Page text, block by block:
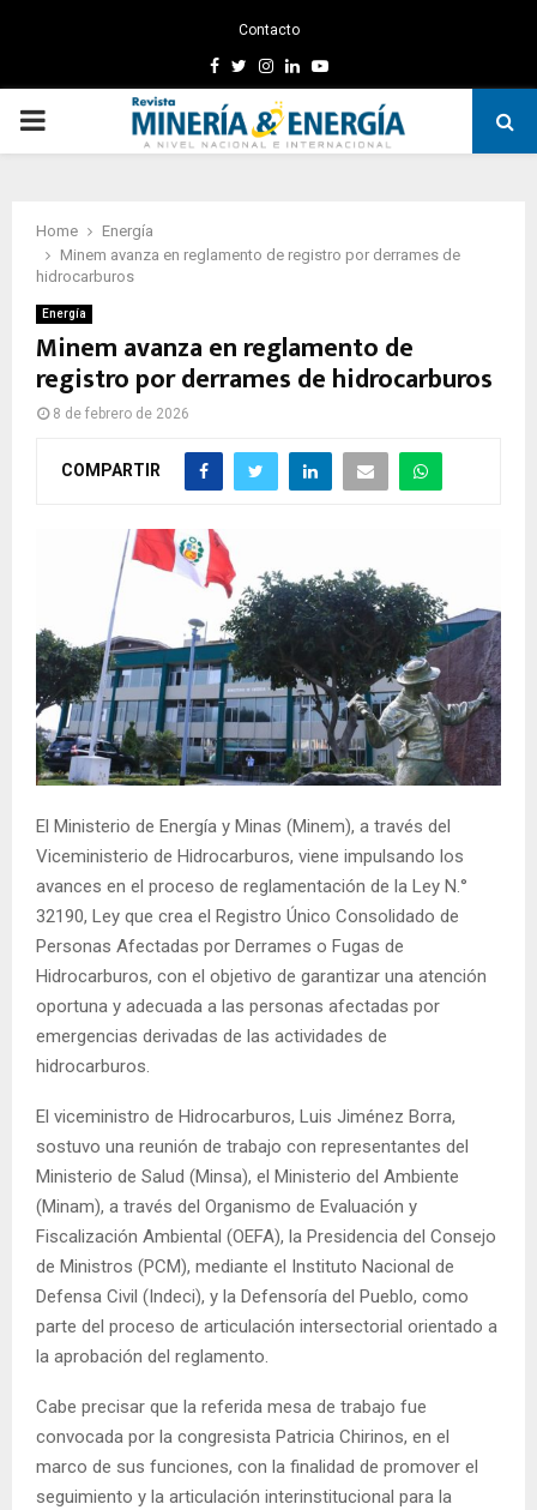
Contacto
Facebook
TwitterInstagram
LinkedinYoutube
PRIMARY
Home
Energía
Minem avanza en reglamento de registro por derrames de
hidrocarburos
Energía
Minem avanza en reglamento de
registro por derrames de hidrocarburos
8 de febrero de 2026
COMPARTIR
El Ministerio de Energía y Minas (Minem), a través del
Viceministerio de Hidrocarburos, viene impulsando los
avances en el proceso de reglamentación de la Ley N.°
32190, Ley que crea el Registro Único Consolidado de
Personas Afectadas por Derrames o Fugas de
Hidrocarburos, con el objetivo de garantizar una atención
oportuna y adecuada a las personas afectadas por
emergencias derivadas de las actividades de
hidrocarburos.
El viceministro de Hidrocarburos, Luis Jiménez Borra,
sostuvo una reunión de trabajo con representantes del
Ministerio de Salud (Minsa), el Ministerio del Ambiente
(Minam), a través del Organismo de Evaluación y
Fiscalización Ambiental (OEFA), la Presidencia del Consejo
de Ministros (PCM), mediante el Instituto Nacional de
Defensa Civil (Indeci), y la Defensoría del Pueblo, como
parte del proceso de articulación intersectorial orientado a
la aprobación del reglamento.
Cabe precisar que la referida mesa de trabajo fue
convocada por la congresista Patricia Chirinos, en el
marco de sus funciones, con la finalidad de promover el
seguimiento y la articulación interinstitucional para la